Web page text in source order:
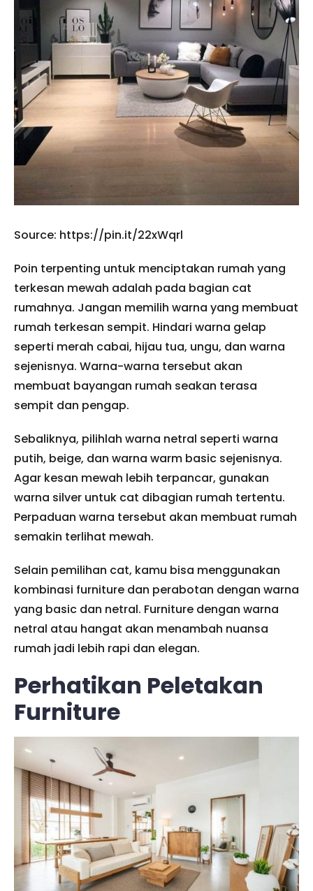
Source: https://pin.it/22xWqrl
Poin terpenting untuk menciptakan rumah yang
terkesan mewah adalah pada bagian cat
rumahnya. Jangan memilih warna yang membuat
rumah terkesan sempit. Hindari warna gelap
seperti merah cabai, hijau tua, ungu, dan warna
sejenisnya. Warna-warna tersebut akan
membuat bayangan rumah seakan terasa
sempit dan pengap.
Sebaliknya, pilihlah warna netral seperti warna
putih, beige, dan warna warm basic sejenisnya.
Agar kesan mewah lebih terpancar, gunakan
warna silver untuk cat dibagian rumah tertentu.
Perpaduan warna tersebut akan membuat rumah
semakin terlihat mewah.
Selain pemilihan cat, kamu bisa menggunakan
kombinasi furniture dan perabotan dengan warna
yang basic dan netral. Furniture dengan warna
netral atau hangat akan menambah nuansa
rumah jadi lebih rapi dan elegan.
Perhatikan Peletakan
Furniture